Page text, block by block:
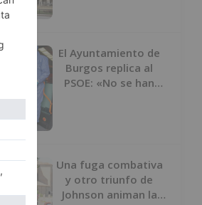
El Ayuntamiento de
Burgos replica al
PSOE: «No se han
Una fuga combativa
y otro triunfo de
Johnson animan la